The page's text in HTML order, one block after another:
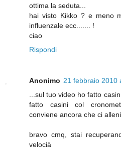
ottima la seduta...
hai visto Kikko ? e meno
influenzale ecc....... !
ciao
Rispondi
Anonimo 21 febbraio 2010
...sul tuo video ho fatto
fatto casini col
conviene ancora che ci
bravo cmq, stai
velocià